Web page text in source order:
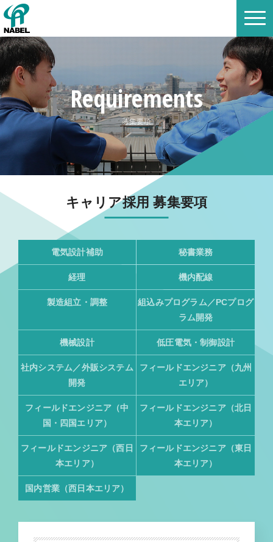
Requirements
募集要項
キャリア採用 募集要項
電気設計補助 秘書業務
経理 機内配線
製造組立・調整
組込みプログラム／PCプログ
ラム開発
機械設計 低圧電気・制御設計
社内システム／外販システム
開発
フィールドエンジニア（九州
エリア）
フィールドエンジニア（中
国・四国エリア）
フィールドエンジニア（北日
本エリア）
フィールドエンジニア（西日
本エリア）
フィールドエンジニア（東日
本エリア）
国内営業（西日本エリア）